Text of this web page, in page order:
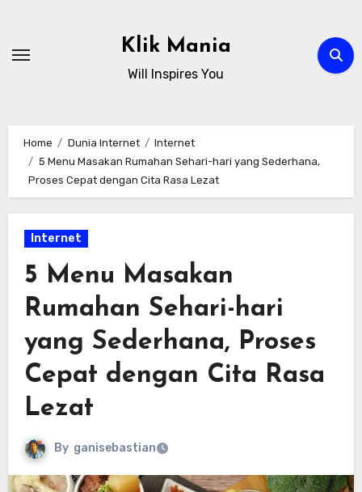
content
Klik Mania
Will Inspires You
Home Dunia Internet
Internet
5 Menu Masakan Rumahan Sehari-hari yang Sederhana,
Proses Cepat dengan Cita Rasa Lezat
Internet
5 Menu Masakan
Rumahan Sehari-hari
yang Sederhana, Proses
Cepat dengan Cita Rasa
Lezat
By ganisebastian